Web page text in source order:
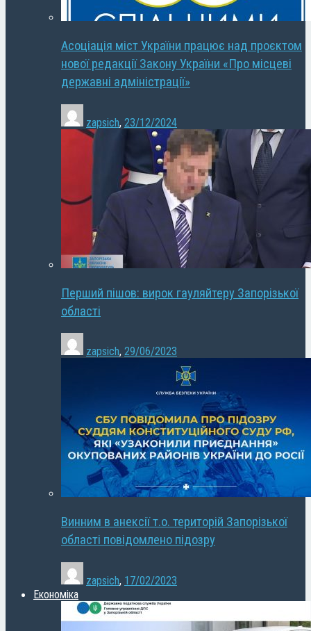
Асоціація міст України працює над проєктом
нової редакції Закону України «Про місцеві
державні адміністрації»
zapsich, 23/12/2024
Перший пішов: вирок гауляйтеру Запорізької
області
zapsich, 29/06/2023
Винним в анексії т.о. територій Запорізької
області повідомлено підозру
zapsich, 17/02/2023
Економіка